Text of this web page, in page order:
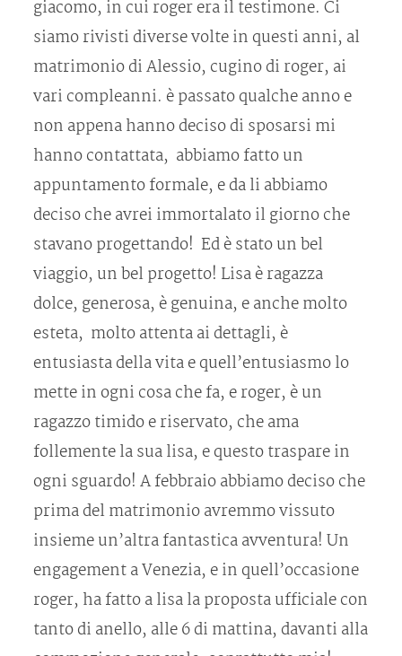
giacomo, in cui roger era il testimone. Ci
siamo rivisti diverse volte in questi anni, al
matrimonio di Alessio, cugino di roger, ai
vari compleanni. è passato qualche anno e
non appena hanno deciso di sposarsi mi
hanno contattata, abbiamo fatto un
appuntamento formale, e da li abbiamo
deciso che avrei immortalato il giorno che
stavano progettando! Ed è stato un bel
viaggio, un bel progetto! Lisa è ragazza
dolce, generosa, è genuina, e anche molto
esteta, molto attenta ai dettagli, è
entusiasta della vita e quell’entusiasmo lo
mette in ogni cosa che fa, e roger, è un
ragazzo timido e riservato, che ama
follemente la sua lisa, e questo traspare in
ogni sguardo! A febbraio abbiamo deciso che
prima del matrimonio avremmo vissuto
insieme un’altra fantastica avventura! Un
engagement a Venezia, e in quell’occasione
roger, ha fatto a lisa la proposta ufficiale con
tanto di anello, alle 6 di mattina, davanti alla